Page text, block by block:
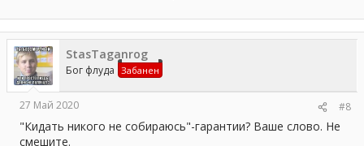
StasTaganrog
Бог флуда Забанен
27 Май 2020 #8
"Кидать никого не собираюсь"-гарантии? Ваше слово. Не
смешите.